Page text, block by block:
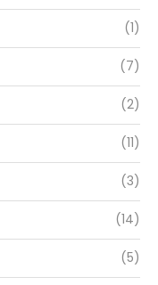
(1)
(7)
(2)
(11)
(3)
(14)
(5)